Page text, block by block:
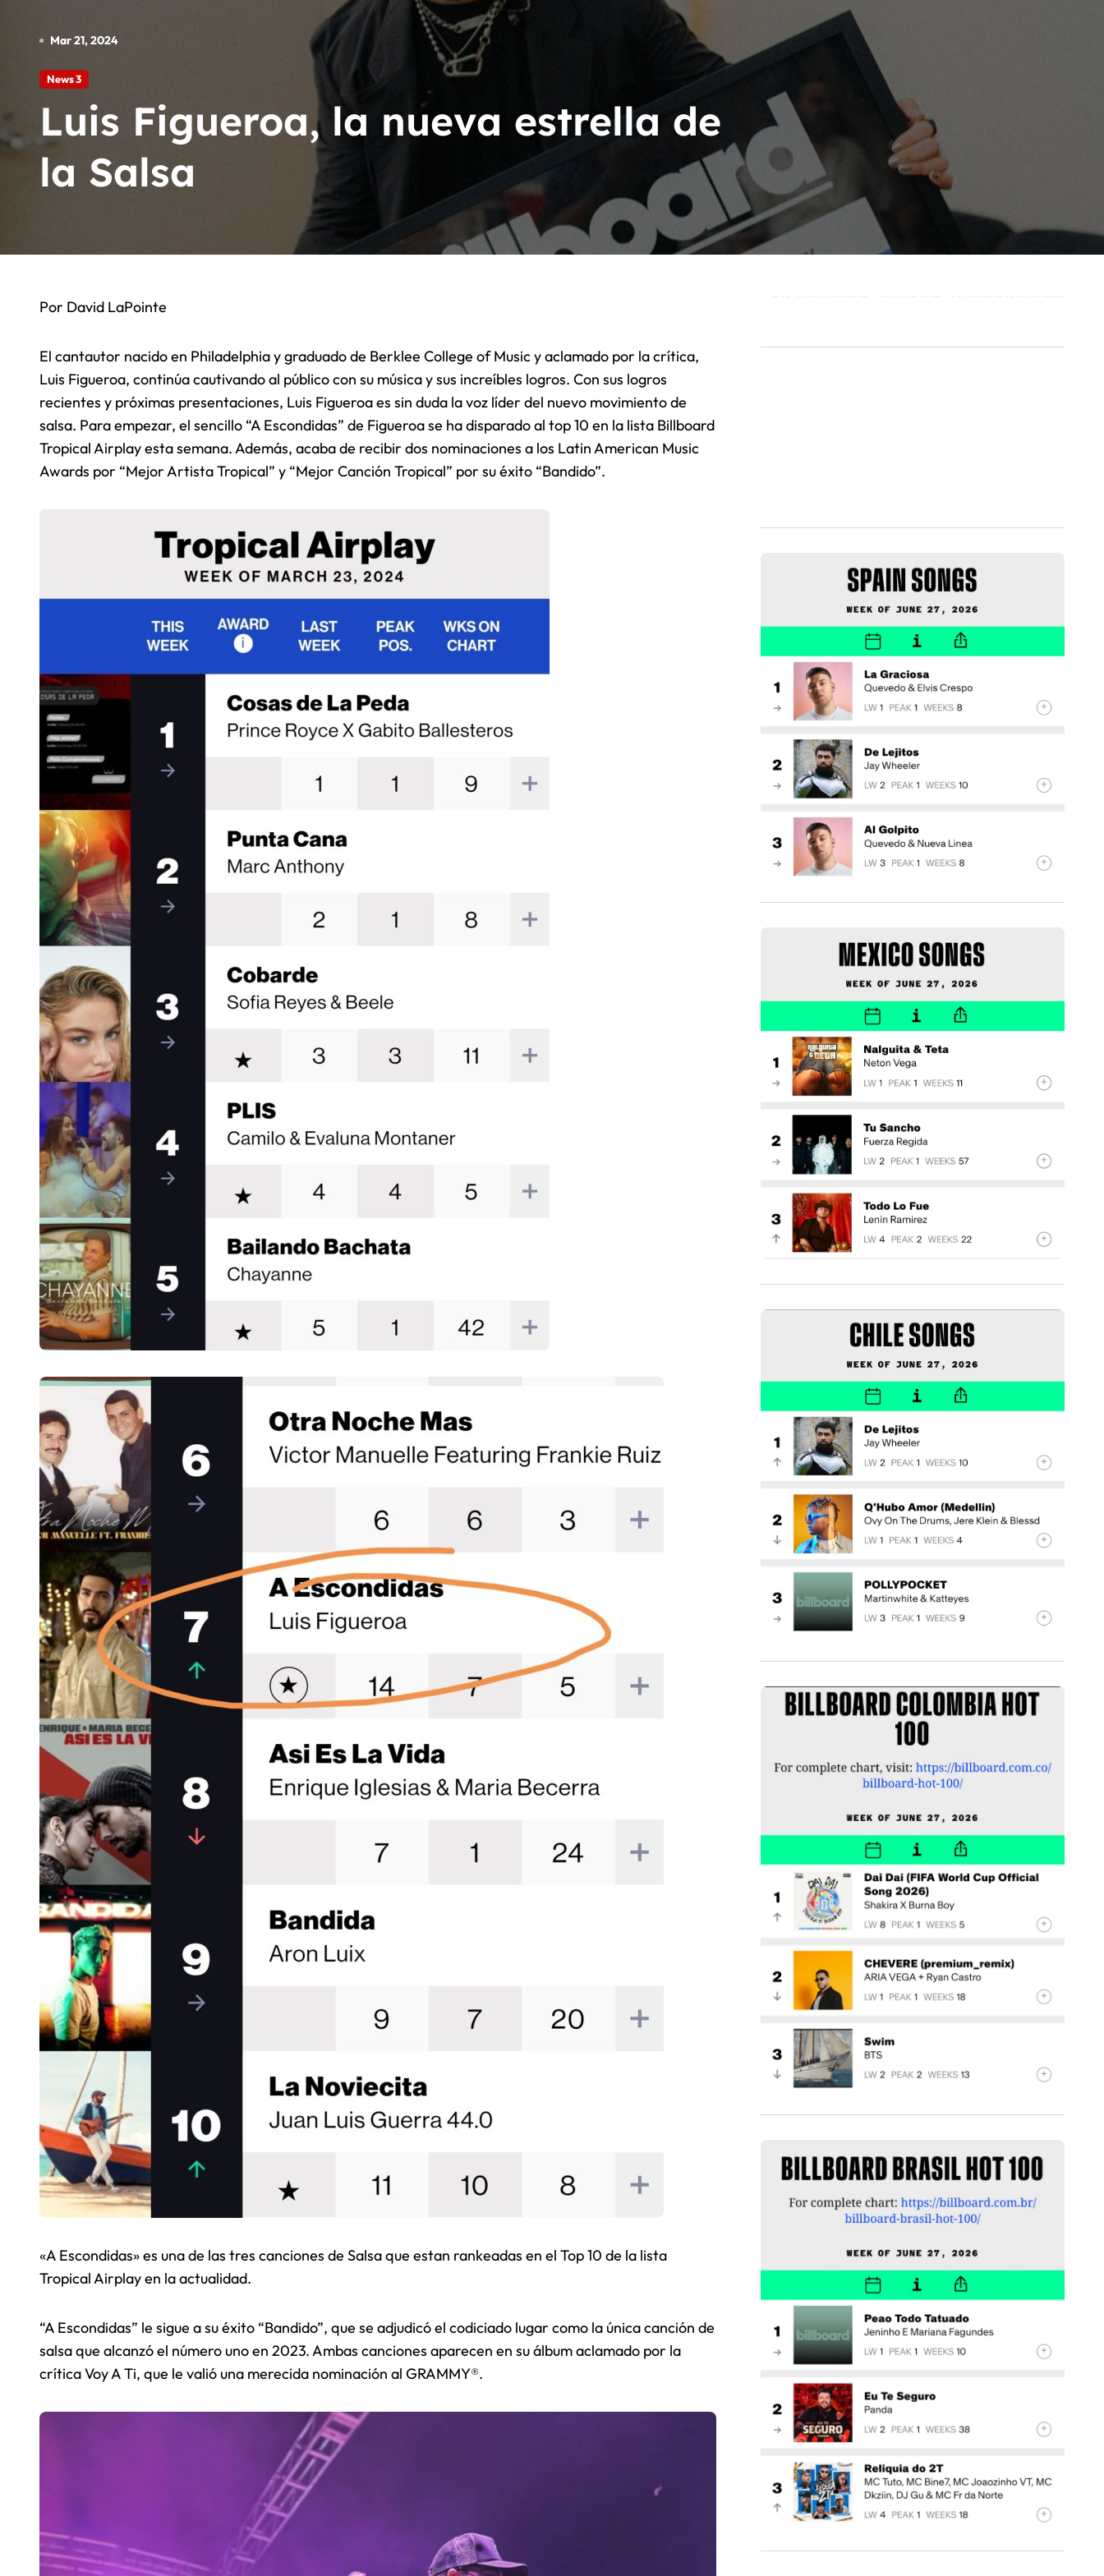
Angel Huellas: Para Su Consideracion Latín Grammy
La Etnnia: Para Su Consideracion Latín Grammy
El Reggaeton Beach 2026 cancela todos sus festivales en España
Arrancó el Starlite Occident Marbella
Mar 21, 2024
News 3
Luis Figueroa, la nueva estrella de
la Salsa
Por David LaPointe
El cantautor nacido en Philadelphia y graduado de Berklee College of Music y aclamado por la crítica,
Luis Figueroa, continúa cautivando al público con su música y sus increíbles logros. Con sus logros
recientes y próximas presentaciones, Luis Figueroa es sin duda la voz líder del nuevo movimiento de
salsa. Para empezar, el sencillo “A Escondidas” de Figueroa se ha disparado al top 10 en la lista Billboard
Tropical Airplay esta semana. Además, acaba de recibir dos nominaciones a los Latin American Music
Awards por “Mejor Artista Tropical” y “Mejor Canción Tropical” por su éxito “Bandido”.
«A Escondidas» es una de las tres canciones de Salsa que estan rankeadas en el Top 10 de la lista
Tropical Airplay en la actualidad.
“A Escondidas” le sigue a su éxito “Bandido”, que se adjudicó el codiciado lugar como la única canción de
salsa que alcanzó el número uno en 2023. Ambas canciones aparecen en su álbum aclamado por la
crítica Voy A Ti, que le valió una merecida nominación al GRAMMY®.